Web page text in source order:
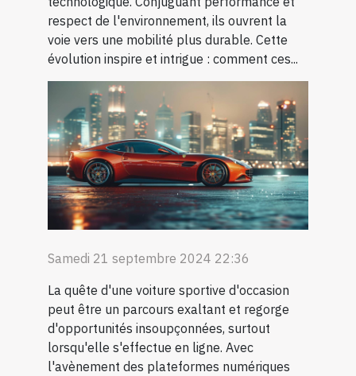
respect de l'environnement, ils ouvrent la
voie vers une mobilité plus durable. Cette
évolution inspire et intrigue : comment ces...
Samedi 21 septembre 2024 22:36
La quête d'une voiture sportive d'occasion
peut être un parcours exaltant et regorge
d'opportunités insoupçonnées, surtout
lorsqu'elle s'effectue en ligne. Avec
l'avènement des plateformes numériques